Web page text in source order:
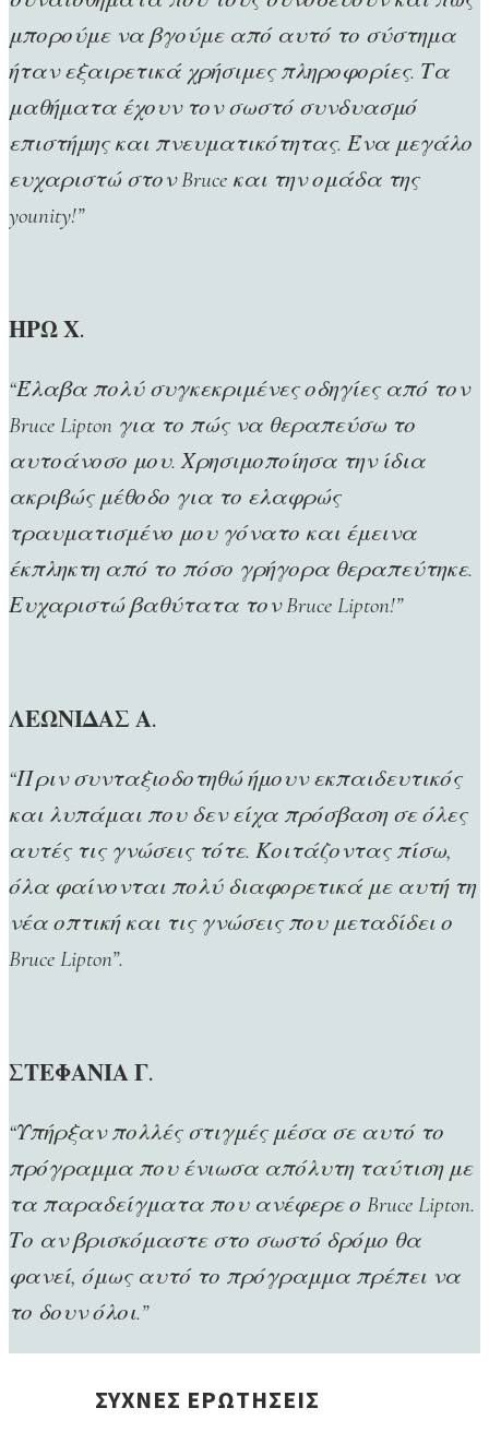
μπορούμε να βγούμε από αυτό το σύστημα
ήταν εξαιρετικά χρήσιμες πληροφορίες. Τα
μαθήματα έχουν τον σωστό συνδυασμό
επιστήμης και πνευματικότητας. Ένα μεγάλο
ευχαριστώ στον Bruce και την ομάδα της
younity!”
ΗΡΩ Χ.
“Έλαβα πολύ συγκεκριμένες οδηγίες από τον
Bruce Lipton για το πώς να θεραπεύσω το
αυτοάνοσο μου. Χρησιμοποίησα την ίδια
ακριβώς μέθοδο για το ελαφρώς
τραυματισμένο μου γόνατο και έμεινα
έκπληκτη από το πόσο γρήγορα θεραπεύτηκε.
Ευχαριστώ βαθύτατα τον Bruce Lipton!”
ΛΕΩΝΙΔΑΣ Α.
“Πριν συνταξιοδοτηθώ ήμουν εκπαιδευτικός
και λυπάμαι που δεν είχα πρόσβαση σε όλες
αυτές τις γνώσεις τότε. Κοιτάζοντας πίσω,
όλα φαίνονται πολύ διαφορετικά με αυτή τη
νέα οπτική και τις γνώσεις που μεταδίδει ο
Bruce Lipton”.
ΣΤΕΦΑΝΙΑ Γ.
“Υπήρξαν πολλές στιγμές μέσα σε αυτό το
πρόγραμμα που ένιωσα απόλυτη ταύτιση με
τα παραδείγματα που ανέφερε ο Bruce Lipton.
Το αν βρισκόμαστε στο σωστό δρόμο θα
φανεί, όμως αυτό το πρόγραμμα πρέπει να
το δουν όλοι.”
ΣΥΧΝΕΣ ΕΡΩΤΗΣΕΙΣ